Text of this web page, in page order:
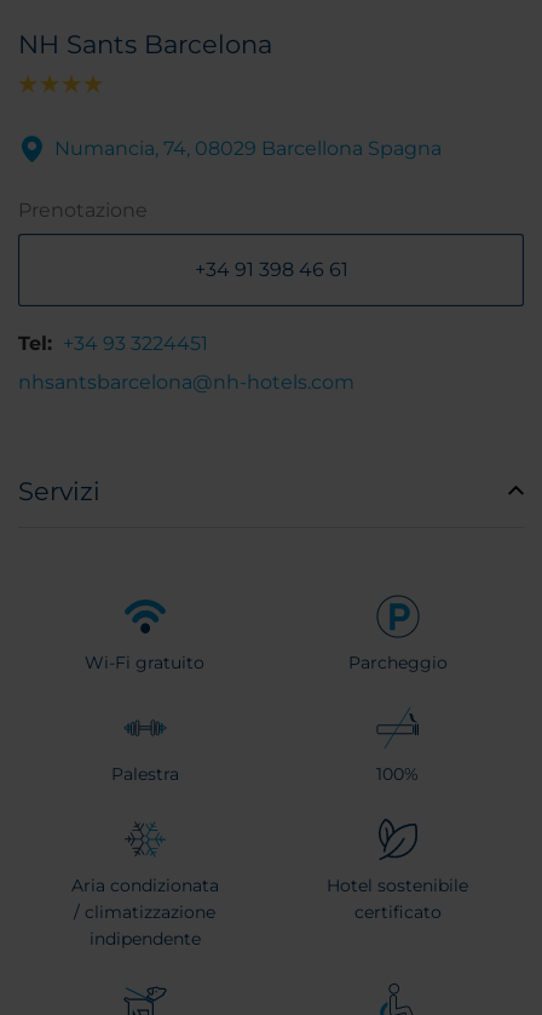
NH Sants Barcelona
Numancia, 74, 08029 Barcellona Spagna
Prenotazione
+34 91 398 46 61
Tel: +34 93 3224451
nhsantsbarcelona@nh-hotels.com
Servizi
Wi-Fi gratuito Parcheggio
Palestra 100%
Aria condizionata
/ climatizzazione
indipendente
Hotel sostenibile
certificato